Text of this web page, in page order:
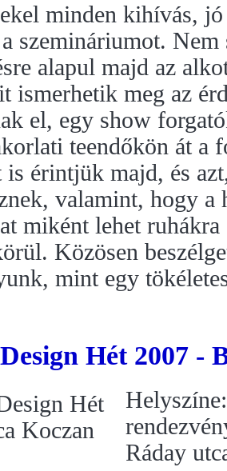
minden kihívás,
szemináriumot. Nem
alapul majd az
ismerhetik meg az
el, egy show
teendőkön át a
is érintjük majd, és
valamint, hogy a
miként lehet
Közösen
mint egy
Hét 2007 -
Ráday